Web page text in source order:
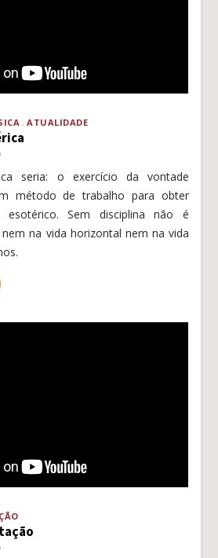
ATUALIDADE
seria: o exercício da vontade
método de trabalho para obter
Sem disciplina não é
na vida horizontal nem na vida